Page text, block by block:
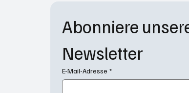
Abonniere
Newsletter
E-Mail-Adresse *